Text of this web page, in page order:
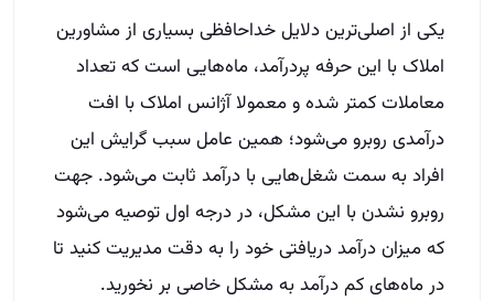
یکی از اصلی‌ترین دلایل خدا‌حافظی بسیاری از مشاورین
املاک با این حرفه پر‌درآمد، ماه‌‌هایی است که تعداد
معاملات کمتر شده و معمولا آژانس املاک با افت
درآمدی روبرو می‌شود؛ همین عامل سبب گرایش این
افراد به سمت شغل‌هایی با درآمد ثابت می‌شود. جهت
روبرو نشدن با این مشکل، در درجه اول توصیه می‌شود
که میزان درآمد دریافتی خود را به دقت مدیریت کنید تا
در ماه‌های کم درآمد به مشکل خاصی بر نخورید.